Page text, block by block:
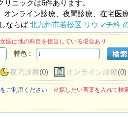
ニックは6件あります。
ンライン診療、夜間診療、在宅医
ならば北九州市若松区 リウマチ科
は他の科目を担当している場合あり
特色：
夜間診療(0) オンライン診療(0)
ご利用ください ※探したい言葉を入れて検